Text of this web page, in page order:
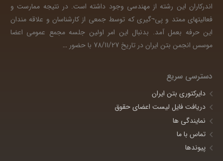
اندرکاران این رشته از مهندسی وجود داشته است. در نتیجه ممارست و
فعالیتهای ممتد و پی¬گیری که توسط جمعی از کارشناسان و علاقه مندان
این حرفه بعمل آمد. بدنبال این امر اولین جلسه مجمع عمومی اعضا
موسس انجمن بتن ایران در تاریخ 78/11/27 با حضور
…
دسترسی سریع
دایرکتوری بتن ایران
دریافت فایل لیست اعضای حقوق
نمایندگی ها
تماس با ما
پیوندها